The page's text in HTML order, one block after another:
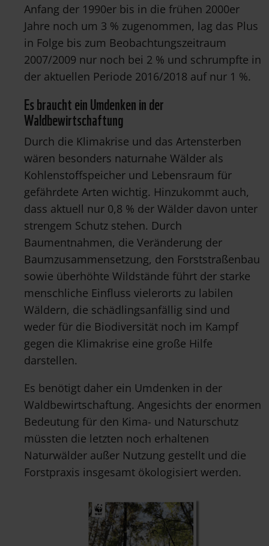
Anfang der 1990er bis in die frühen 2000er
Jahre noch um 3 % zugenommen, lag das Plus
in Folge bis zum Beobachtungszeitraum
2007/2009 nur noch bei 2 % und schrumpfte in
der aktuellen Periode 2016/2018 auf nur 1 %.
Es braucht ein Umdenken in der
Waldbewirtschaftung
Durch die Klimakrise und das Artensterben
wären besonders naturnahe Wälder als
Kohlenstoffspeicher und Lebensraum für
gefährdete Arten wichtig. Hinzukommt auch,
dass aktuell nur 0,8 % der Wälder davon unter
strengem Schutz stehen. Durch
Baumentnahmen, die Veränderung der
Baumzusammensetzung, den Forststraßenbau
sowie überhöhte Wildstände führt der starke
menschliche Einfluss vielerorts zu labilen
Wäldern, die schädlingsanfällig sind und
weder für die Biodiversität noch im Kampf
gegen die Klimakrise eine große Hilfe
darstellen.
Es benötigt daher ein Umdenken in der
Waldbewirtschaftung. Angesichts der enormen
Bedeutung für den Kima- und Naturschutz
müssten die letzten noch erhaltenen
Naturwälder außer Nutzung gestellt und die
Forstpraxis insgesamt ökologisiert werden.